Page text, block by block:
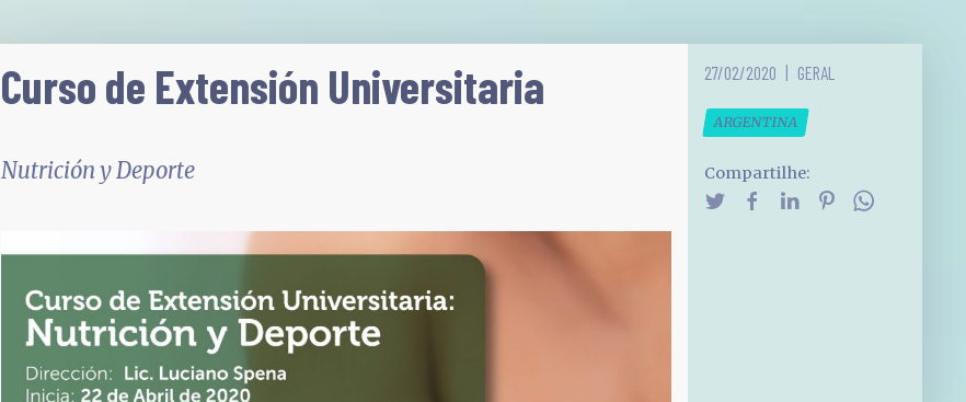
Curso de Extensión Universitaria
Nutrición y Deporte
27/02/2020 GERAL
ARGENTINA
Compartilhe: